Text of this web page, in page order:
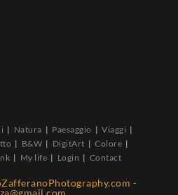
Natura Paesaggio
Viaggi
B&W DigitArt
Colore
My life Login Contact
-